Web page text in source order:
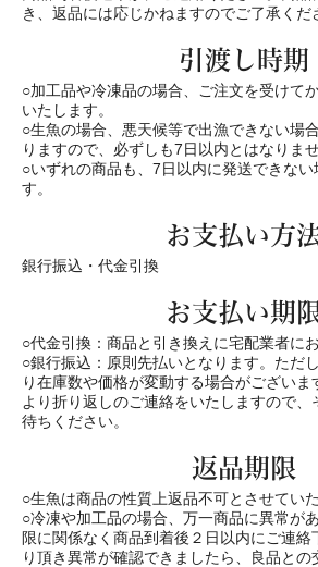
き、返品には応じかねますのでご了承くだ
引渡し時期
○加工品や冷凍品の場合、ご注文を受けて
いたします。
○生魚の場合、悪天候等で出漁できない場
りますので、必ずしも7日以内とはなりませ
○いずれの商品も、7日以内に発送できない
す。
お支払い方
銀行振込・代金引換
お支払い期
○代金引換：商品と引き換えに宅配業者に
○銀行振込：原則先払いとなります。ただ
り在庫数や価格が変動する場合がございま
より折り返しのご連絡をいたしますので、
待ちください。
返品期限
○生魚は商品の性質上返品不可とさせていた
○冷凍や加工品の場合、万一商品に異常が
限に関係なく商品到着後２日以内にご連絡
り頂き異常が確認できましたら、良品との